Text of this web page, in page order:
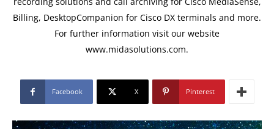
Billing, DesktopCompanion for Cisco DX terminals and more.
For further information visit our website
www.midasolutions.com.
Facebook X Pinterest